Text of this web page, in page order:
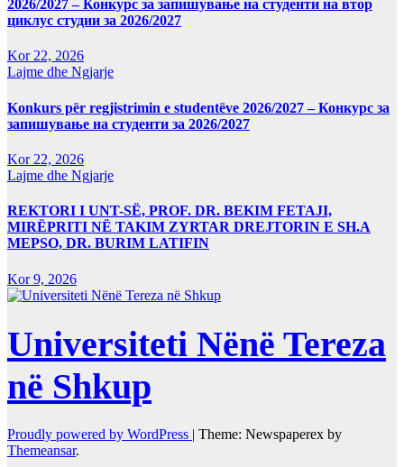
2026/2027 – Конкурс за запишување на студенти на втор
циклус студии за 2026/2027
Kor 22, 2026
Lajme dhe Ngjarje
Konkurs për regjistrimin e studentëve 2026/2027 – Конкурс за
запишување на студенти за 2026/2027
Kor 22, 2026
Lajme dhe Ngjarje
REKTORI I UNT-SË, PROF. DR. BEKIM FETAJI,
MIRËPRITI NË TAKIM ZYRTAR DREJTORIN E SH.A
MEPSO, DR. BURIM LATIFIN
Kor 9, 2026
Universiteti Nënë Tereza
në Shkup
Proudly powered by WordPress | Theme: Newspaperex by
Themeansar.